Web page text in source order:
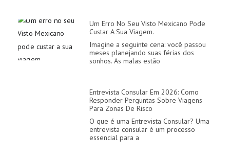
Um Erro No Seu Visto Mexicano Pode
Custar A Sua Viagem.
Imagine a seguinte cena: você passou
meses planejando suas férias dos
sonhos. As malas estão
Entrevista Consular Em 2026: Como
Responder Perguntas Sobre Viagens
Para Zonas De Risco
O que é uma Entrevista Consular? Uma
entrevista consular é um processo
essencial para a